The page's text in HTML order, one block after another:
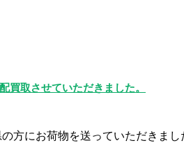
買取させていただきました。
方にお荷物を送っていただきまし